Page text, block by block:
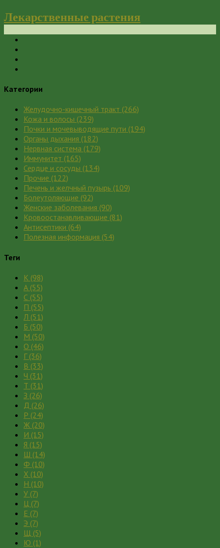
Лекарственные растения
Категории
Желудочно-кишечный тракт (266)
Кожа и волосы (239)
Почки и мочевыводящие пути (194)
Органы дыхания (182)
Нервная система (179)
Иммунитет (165)
Сердце и сосуды (134)
Прочие (122)
Печень и желчный пузырь (109)
Болеутоляющие (92)
Женские заболевания (90)
Кровоостанавливающие (81)
Антисептики (64)
Полезная информация (54)
Теги
К (98)
А (55)
С (55)
П (55)
Л (51)
Б (50)
М (50)
О (46)
Г (36)
В (33)
Ч (31)
Т (31)
З (26)
Д (26)
Р (24)
Ж (20)
И (15)
Я (15)
Ш (14)
Ф (10)
Х (10)
Н (10)
У (7)
Ц (7)
Е (7)
Э (7)
Щ (5)
Ю (1)